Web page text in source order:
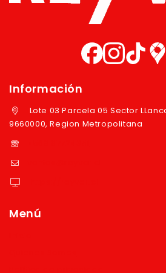
Información
Lote 03 Parcela 05 Sector
9660000, Region Metropolitana
Menú